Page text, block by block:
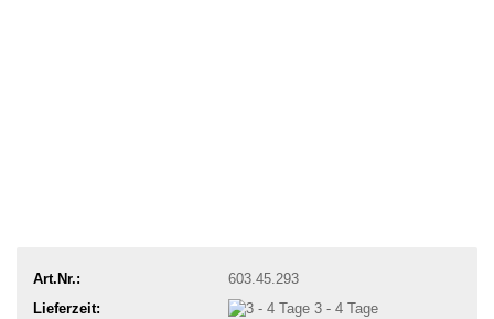
Art.Nr.:
603.45.293
Lieferzeit:
3 - 4 Tage